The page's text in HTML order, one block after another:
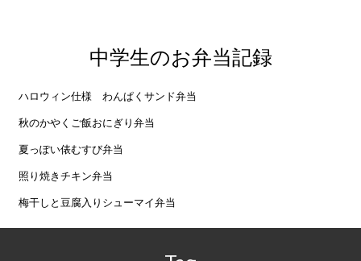
中学生のお弁当記録
ハロウィン仕様 わんぱくサンド弁当
秋のかやくご飯おにぎり弁当
夏っぽい俵むすび弁当
照り焼きチキン弁当
梅干しと豆腐入りシューマイ弁当